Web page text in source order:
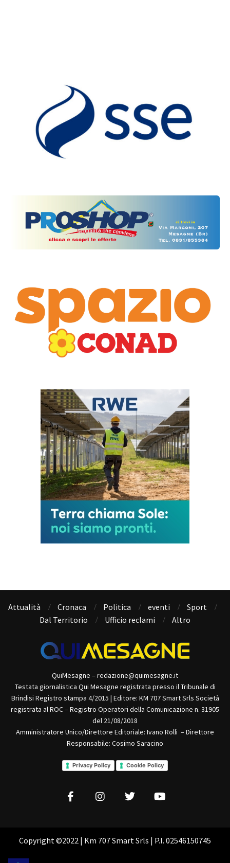
Attualità Cronaca Politica eventi
Sport
Dal Territorio
Ufficio reclami Altro
QuiMesagne – redazione@quimesagne.it
Testata giornalistica Qui Mesagne registrata presso il Tribunale di
Brindisi Registro stampa 4/2015 | Editore: KM 707 Smart Srls Società
registrata al ROC – Registro Operatori della Comunicazione n. 31905
del 21/08/2018
Amministratore Unico/Direttore Editoriale: Ivano Rolli – Direttore
Responsabile: Cosimo Saracino
Privacy Policy Cookie Policy
Copyright ©2022 | Km 707 Smart Srls | P.I. 02546150745